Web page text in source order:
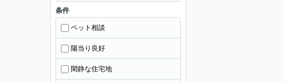
条件
ペット相談
陽当り良好
閑静な住宅地